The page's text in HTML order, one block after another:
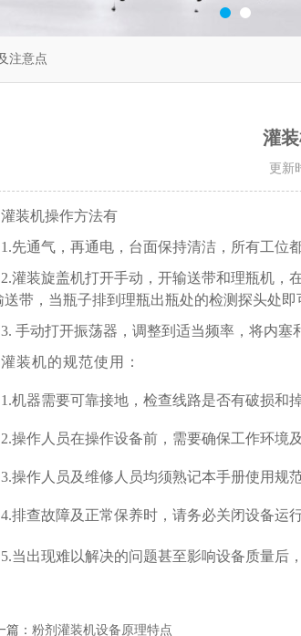
注意点
灌
更新
灌装机操作方法有
1.先通气，再通电，台面保持清洁，所有工位
2.灌装旋盖机打开手动，开输送带和理瓶机，
送带，当瓶子排到理瓶出瓶处的检测探头处即
3. 手动打开振荡器，调整到适当频率，将内塞
灌装机的规范使用：
1.机器需要可靠接地，检查线路是否有破损和
2.操作人员在操作设备前 ，需要确保工作环境
3.操作人员及维修人员均须熟记本手册使用规
4.排查故障及正常保养时，请务必关闭设备运
5.当出现难以解决的问题甚至影响设备质量后
篇： 粉剂灌装机设备原理特点